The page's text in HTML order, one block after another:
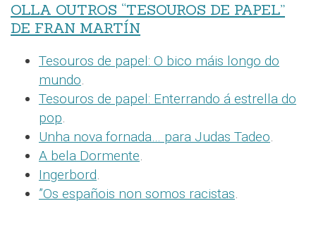
OLLA OUTROS “TESOUROS DE PAPEL”
DE FRAN MARTÍN
Tesouros de papel: O bico máis longo do
mundo.
Tesouros de papel: Enterrando á estrella do
pop.
Unha nova fornada… para Judas Tadeo.
A bela Dormente.
Ingerbord.
”Os españois non somos racistas.